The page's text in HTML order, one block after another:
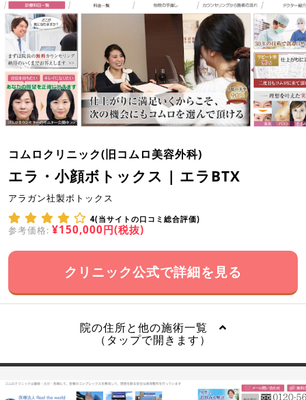
コムロクリニック(旧コムロ美容外科)
エラ・小顔ボトックス | エラBTX
アラガン社製ボトックス
4(当サイトの口コミ総合評価)
参考価格: ¥150,000円(税抜)
クリニック公式で詳細を見る
院の住所と他の施術一覧
（タップで開きます）